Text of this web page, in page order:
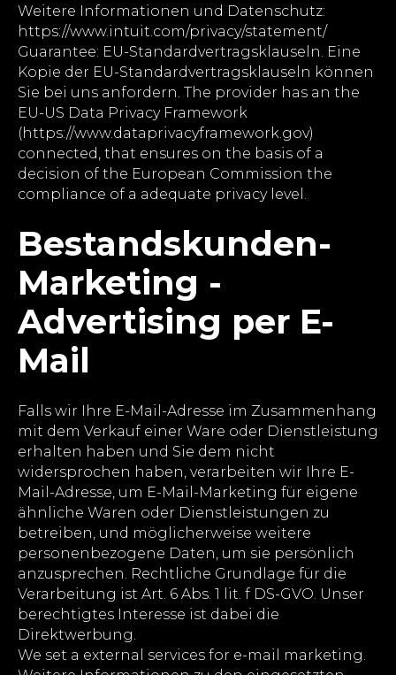
Weitere Informationen und Datenschutz:
https://www.intuit.com/privacy/statement/
Guarantee: EU-Standardvertragsklauseln. Eine
Kopie der EU-Standardvertragsklauseln können
Sie bei uns anfordern. The provider has an the
EU-US Data Privacy Framework
(https://www.dataprivacyframework.gov)
connected, that ensures on the basis of a
decision of the European Commission the
compliance of a adequate privacy level.
Bestandskunden-
Marketing -
Advertising per E-
Mail
Falls wir Ihre E-Mail-Adresse im Zusammenhang
mit dem Verkauf einer Ware oder Dienstleistung
erhalten haben und Sie dem nicht
widersprochen haben, verarbeiten wir Ihre E-
Mail-Adresse, um E-Mail-Marketing für eigene
ähnliche Waren oder Dienstleistungen zu
betreiben, und möglicherweise weitere
personenbezogene Daten, um sie persönlich
anzusprechen. Rechtliche Grundlage für die
Verarbeitung ist Art. 6 Abs. 1 lit. f DS-GVO. Unser
berechtigtes Interesse ist dabei die
Direktwerbung.
We set a external services for e-mail marketing.